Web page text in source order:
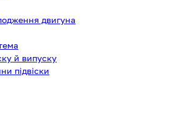
двигуна
й випуску
підвіски